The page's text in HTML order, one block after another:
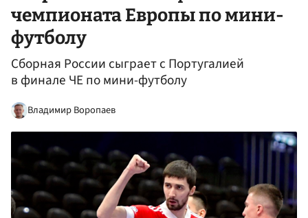
чемпионата Европы по мини-
футболу
Сборная России сыграет с Португалией
в финале ЧЕ по мини-футболу
Владимир Воропаев